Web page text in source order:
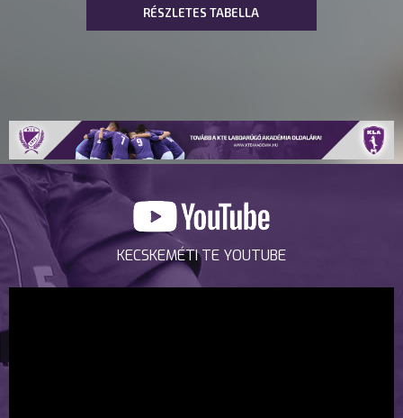
RÉSZLETES TABELLA
KECSKEMÉTI TE YOUTUBE